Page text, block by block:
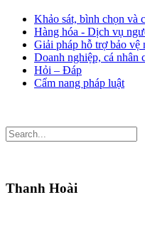
Khảo sát, bình chọn và
Hàng hóa - Dịch vụ
Giải pháp hỗ trợ bảo vệ
Doanh nghiệp, cá nhân
Hỏi – Đáp
Cẩm nang pháp luật
Thanh Hoài